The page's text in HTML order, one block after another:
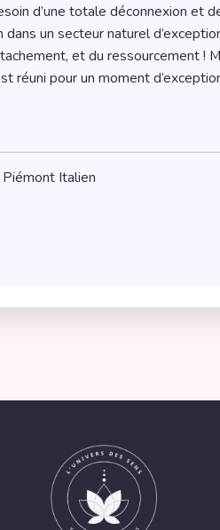
d’une totale déconnexion et
dans un secteur naturel
et du ressourcement !
réuni pour un moment
Italien